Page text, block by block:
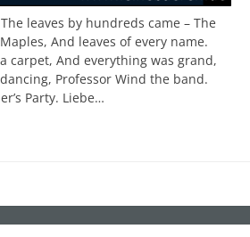
leaves by hundreds came – The
And leaves of every name.
carpet, And everything was grand,
Professor Wind the band.
Party. Liebe…